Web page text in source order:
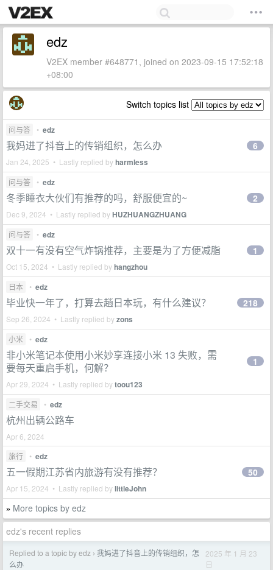
edz
V2EX member #648771, joined on 2023-09-15 17:52:18
+08:00
Switch topics list
问与答 • edz
我妈进了抖音上的传销组织，怎么办
Jan 24, 2025 • Lastly replied byharmless
6
问与答 • edz
冬季睡衣大伙们有推荐的吗，舒服便宜的~
Dec 9, 2024 • Lastly replied byHUZHUANGZHUANG
2
问与答 • edz
双十一有没有空气炸锅推荐，主要是为了方便减脂
Oct 15, 2024 • Lastly replied byhangzhou
1
日本 • edz
毕业快一年了，打算去趟日本玩，有什么建议？
Sep 26, 2024 • Lastly replied byzons
218
小米 • edz
非小米笔记本使用小米妙享连接小米 13 失败，需
要每天重启手机，何解？
Apr 29, 2024 • Lastly replied bytoou123
1
二手交易 • edz
杭州出辆公路车
Apr 6, 2024
旅行
• edz
五一假期江苏省内旅游有没有推荐？
Apr 15, 2024 • Lastly replied bylittleJohn
50
» More topics by edz
edz's recent replies
Replied to a topic by edz › 我妈进了抖音上的传销组织，怎
么办
2025 年 1 月 23
日